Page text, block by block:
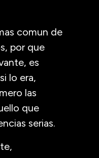
comun de
por que
es
lo era,
las
que
serias.